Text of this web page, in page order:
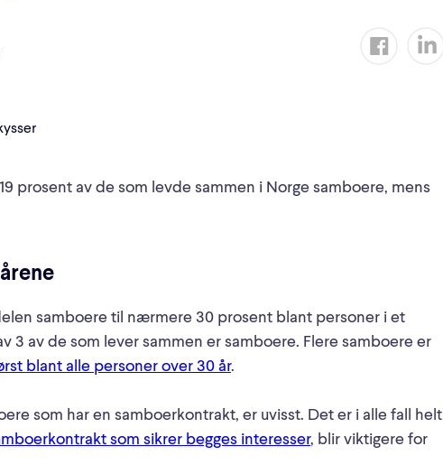
prosent av de som levde sammen i Norge samboere, mens
samboere til nærmere 30 prosent blant personer i et
3 av de som lever sammen er samboere. Flere samboere er
blant alle personer over 30 år.
som har en samboerkontrakt, er uvisst. Det er i alle fall helt
som sikrer begges interesser, blir viktigere for